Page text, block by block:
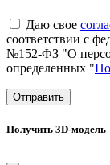
Даю свое
соответствии с
№152-ФЗ "О
определенных "
Отправить
Получить 3D-модель